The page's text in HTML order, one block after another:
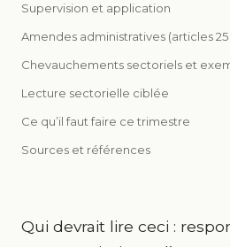
Supervision et application
Amendes administratives (articles 25
Chevauchements sectoriels et
Lecture sectorielle ciblée
Ce qu’il faut faire ce trimestre
Sources et références
Qui devrait lire ceci :